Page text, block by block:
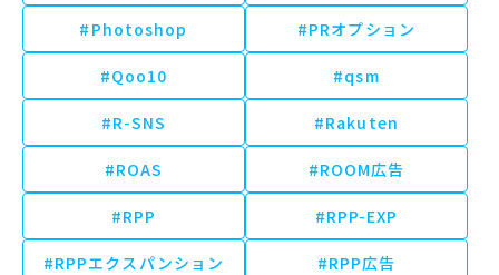
#Photoshop #PRオプション
#Qoo10 #qsm
#R-SNS #Rakuten
#ROAS #ROOM広告
#RPP #RPP-EXP
#RPPエクスパンション #RPP広告